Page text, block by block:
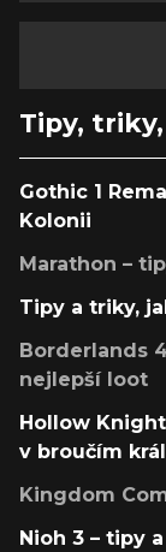
Tipy,
Gothic 1
Kolonii
Marathon –
Tipy a triky,
Borderlands
nejlepší loot
Hollow
v broučím
Kingdom
Nioh 3 – tipy